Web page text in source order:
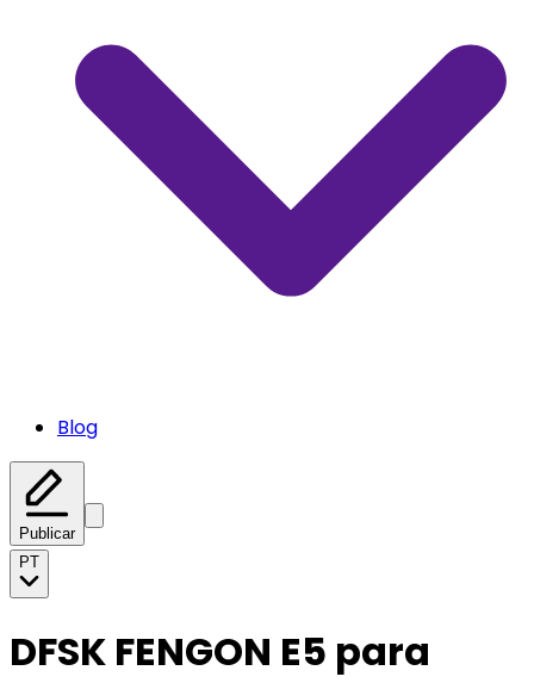
Blog
Publicar
PT
DFSK FENGON E5 para